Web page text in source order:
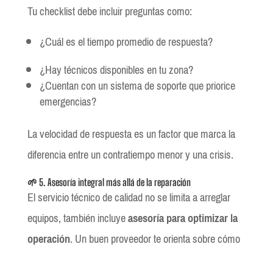
Tu checklist debe incluir preguntas como:
¿Cuál es el tiempo promedio de respuesta?
¿Hay técnicos disponibles en tu zona?
¿Cuentan con un sistema de soporte que priorice
emergencias?
La velocidad de respuesta es un factor que marca la
diferencia entre un contratiempo menor y una crisis.
🌱 5. Asesoría integral más allá de la reparación
El servicio técnico de calidad no se limita a arreglar
equipos, también incluyeasesoría para optimizar la
operación. Un buen proveedor te orienta sobre cómo